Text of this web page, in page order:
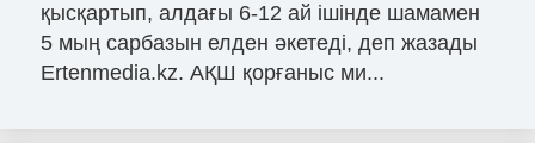
қысқартып, алдағы 6-12 ай ішінде шамамен
5 мың сарбазын елден әкетеді, деп жазады
Ertenmedia.kz. АҚШ қорғаныс ми...